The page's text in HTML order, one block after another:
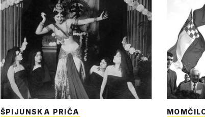
ŠPIJUNSKA PRIČA